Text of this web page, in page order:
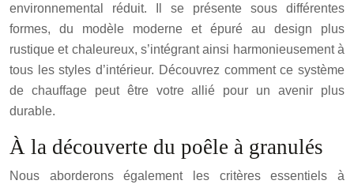
environnemental réduit. Il se présente sous différentes
formes, du modèle moderne et épuré au design plus
rustique et chaleureux, s’intégrant ainsi harmonieusement à
tous les styles d’intérieur. Découvrez comment ce système
de chauffage peut être votre allié pour un avenir plus
durable.
À la découverte du poêle à granulés
Nous aborderons également les critères essentiels à